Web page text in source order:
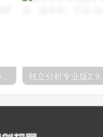
学校管理v10.4.9-教育与；WordPress学习管理系统；高级脚本、插件和；手机